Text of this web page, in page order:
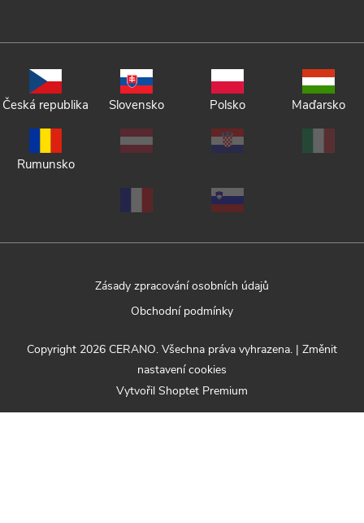
Česká republika Slovensko Polsko Maďarsko
Rumunsko
Zásady zpracování osobních údajů
Obchodní podmínky
Vytvořil Shoptet Premium
Copyright 2026 CERANO. Všechna práva vyhrazena. | Změnit
nastavení cookies